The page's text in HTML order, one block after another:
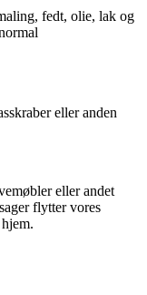
fedt, olie, lak og
eller anden
eller andet
flytter vores